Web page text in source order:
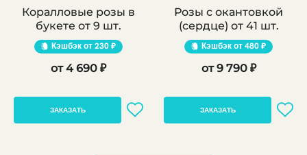
Коралловые розы в
букете от 9 шт.
Кэшбэк 230 ₽
4 690 ₽
ЗАКАЗАТЬ
Розы с окантовкой
(сердце) от 41 шт.
Кэшбэк 480 ₽
9 790 ₽
ЗАКАЗАТЬ